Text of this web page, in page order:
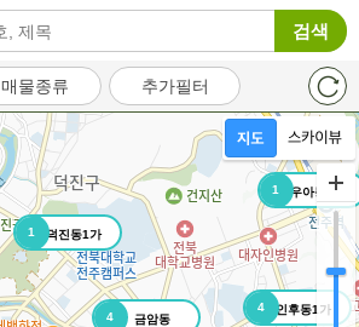
검색
매물종류 추가필터
4 금암동
1 덕진동1가
1 우아동3가
4 인후동1가